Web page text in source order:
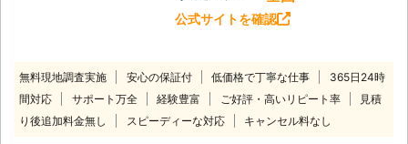
公式サイトを確認
無料現地調査実施 安心の保証付 低価格で丁寧な仕事
365日24時
間対応
サポート万全 経験豊富 ご好評・高いリピート率
見積
り後追加料金無し
スピーディーな対応 キャンセル料なし